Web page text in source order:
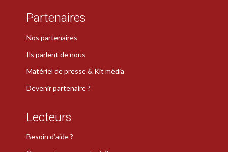
Partenaires
Nos partenaires
Ils parlent de nous
Matériel de presse & Kit média
Devenir partenaire ?
Lecteurs
Besoin d’aide ?